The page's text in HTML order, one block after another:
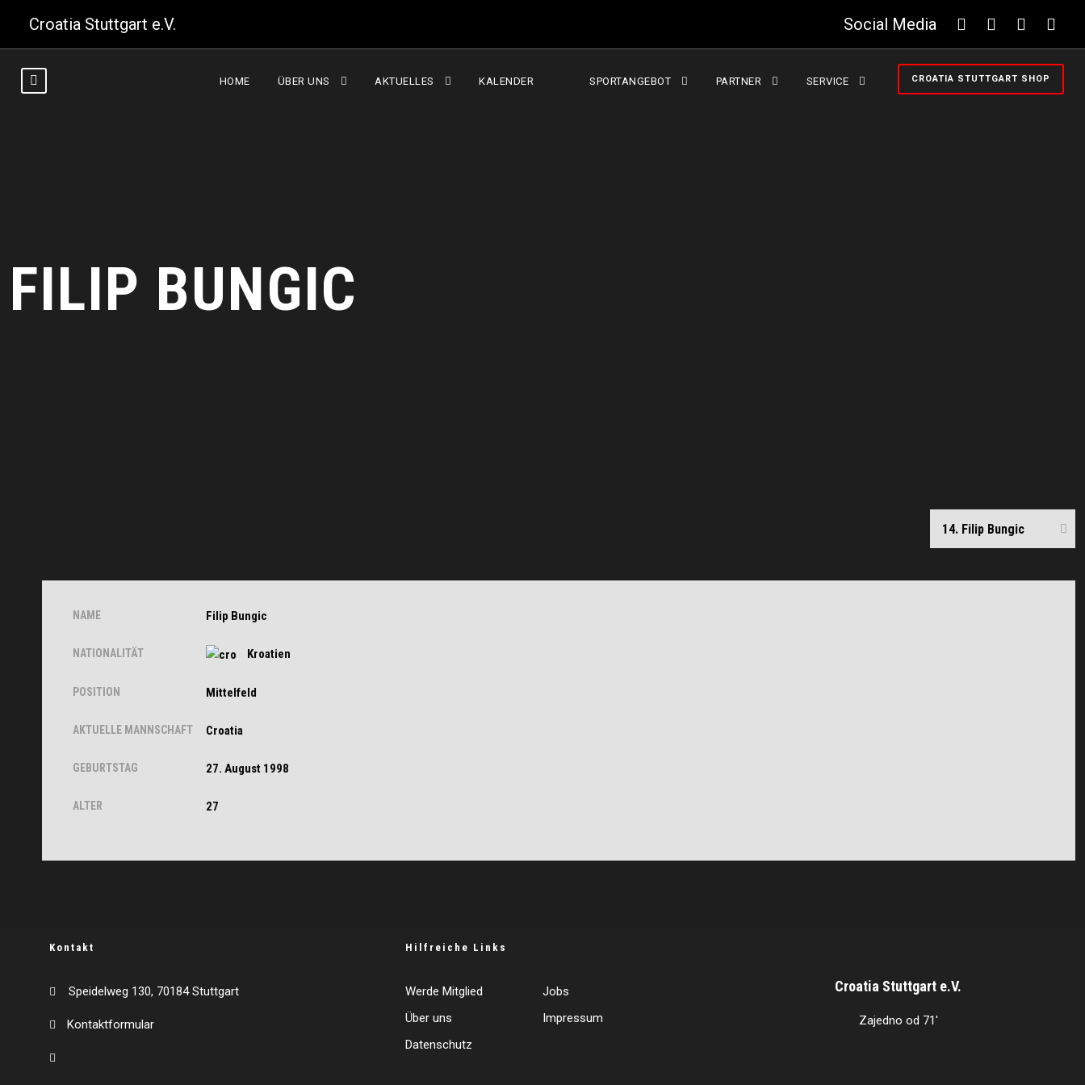
Croatia Stuttgart e.V. Social Media
HOME ÜBER UNS AKTUELLES KALENDER SPORTANGEBOT PARTNER SERVICE CROATIA STUTTGART SHOP
FILIP BUNGIC
NAME Filip Bungic
NATIONALITÄT Kroatien
POSITION Mittelfeld
AKTUELLE MANNSCHAFT Croatia
GEBURTSTAG 27. August 1998
ALTER 27
Kontakt
Speidelweg 130, 70184 Stuttgart
Kontaktformular
Hilfreiche Links
Werde Mitglied
Jobs
Über uns
Impressum
Datenschutz
Croatia Stuttgart e.V.
Zajedno od 71'